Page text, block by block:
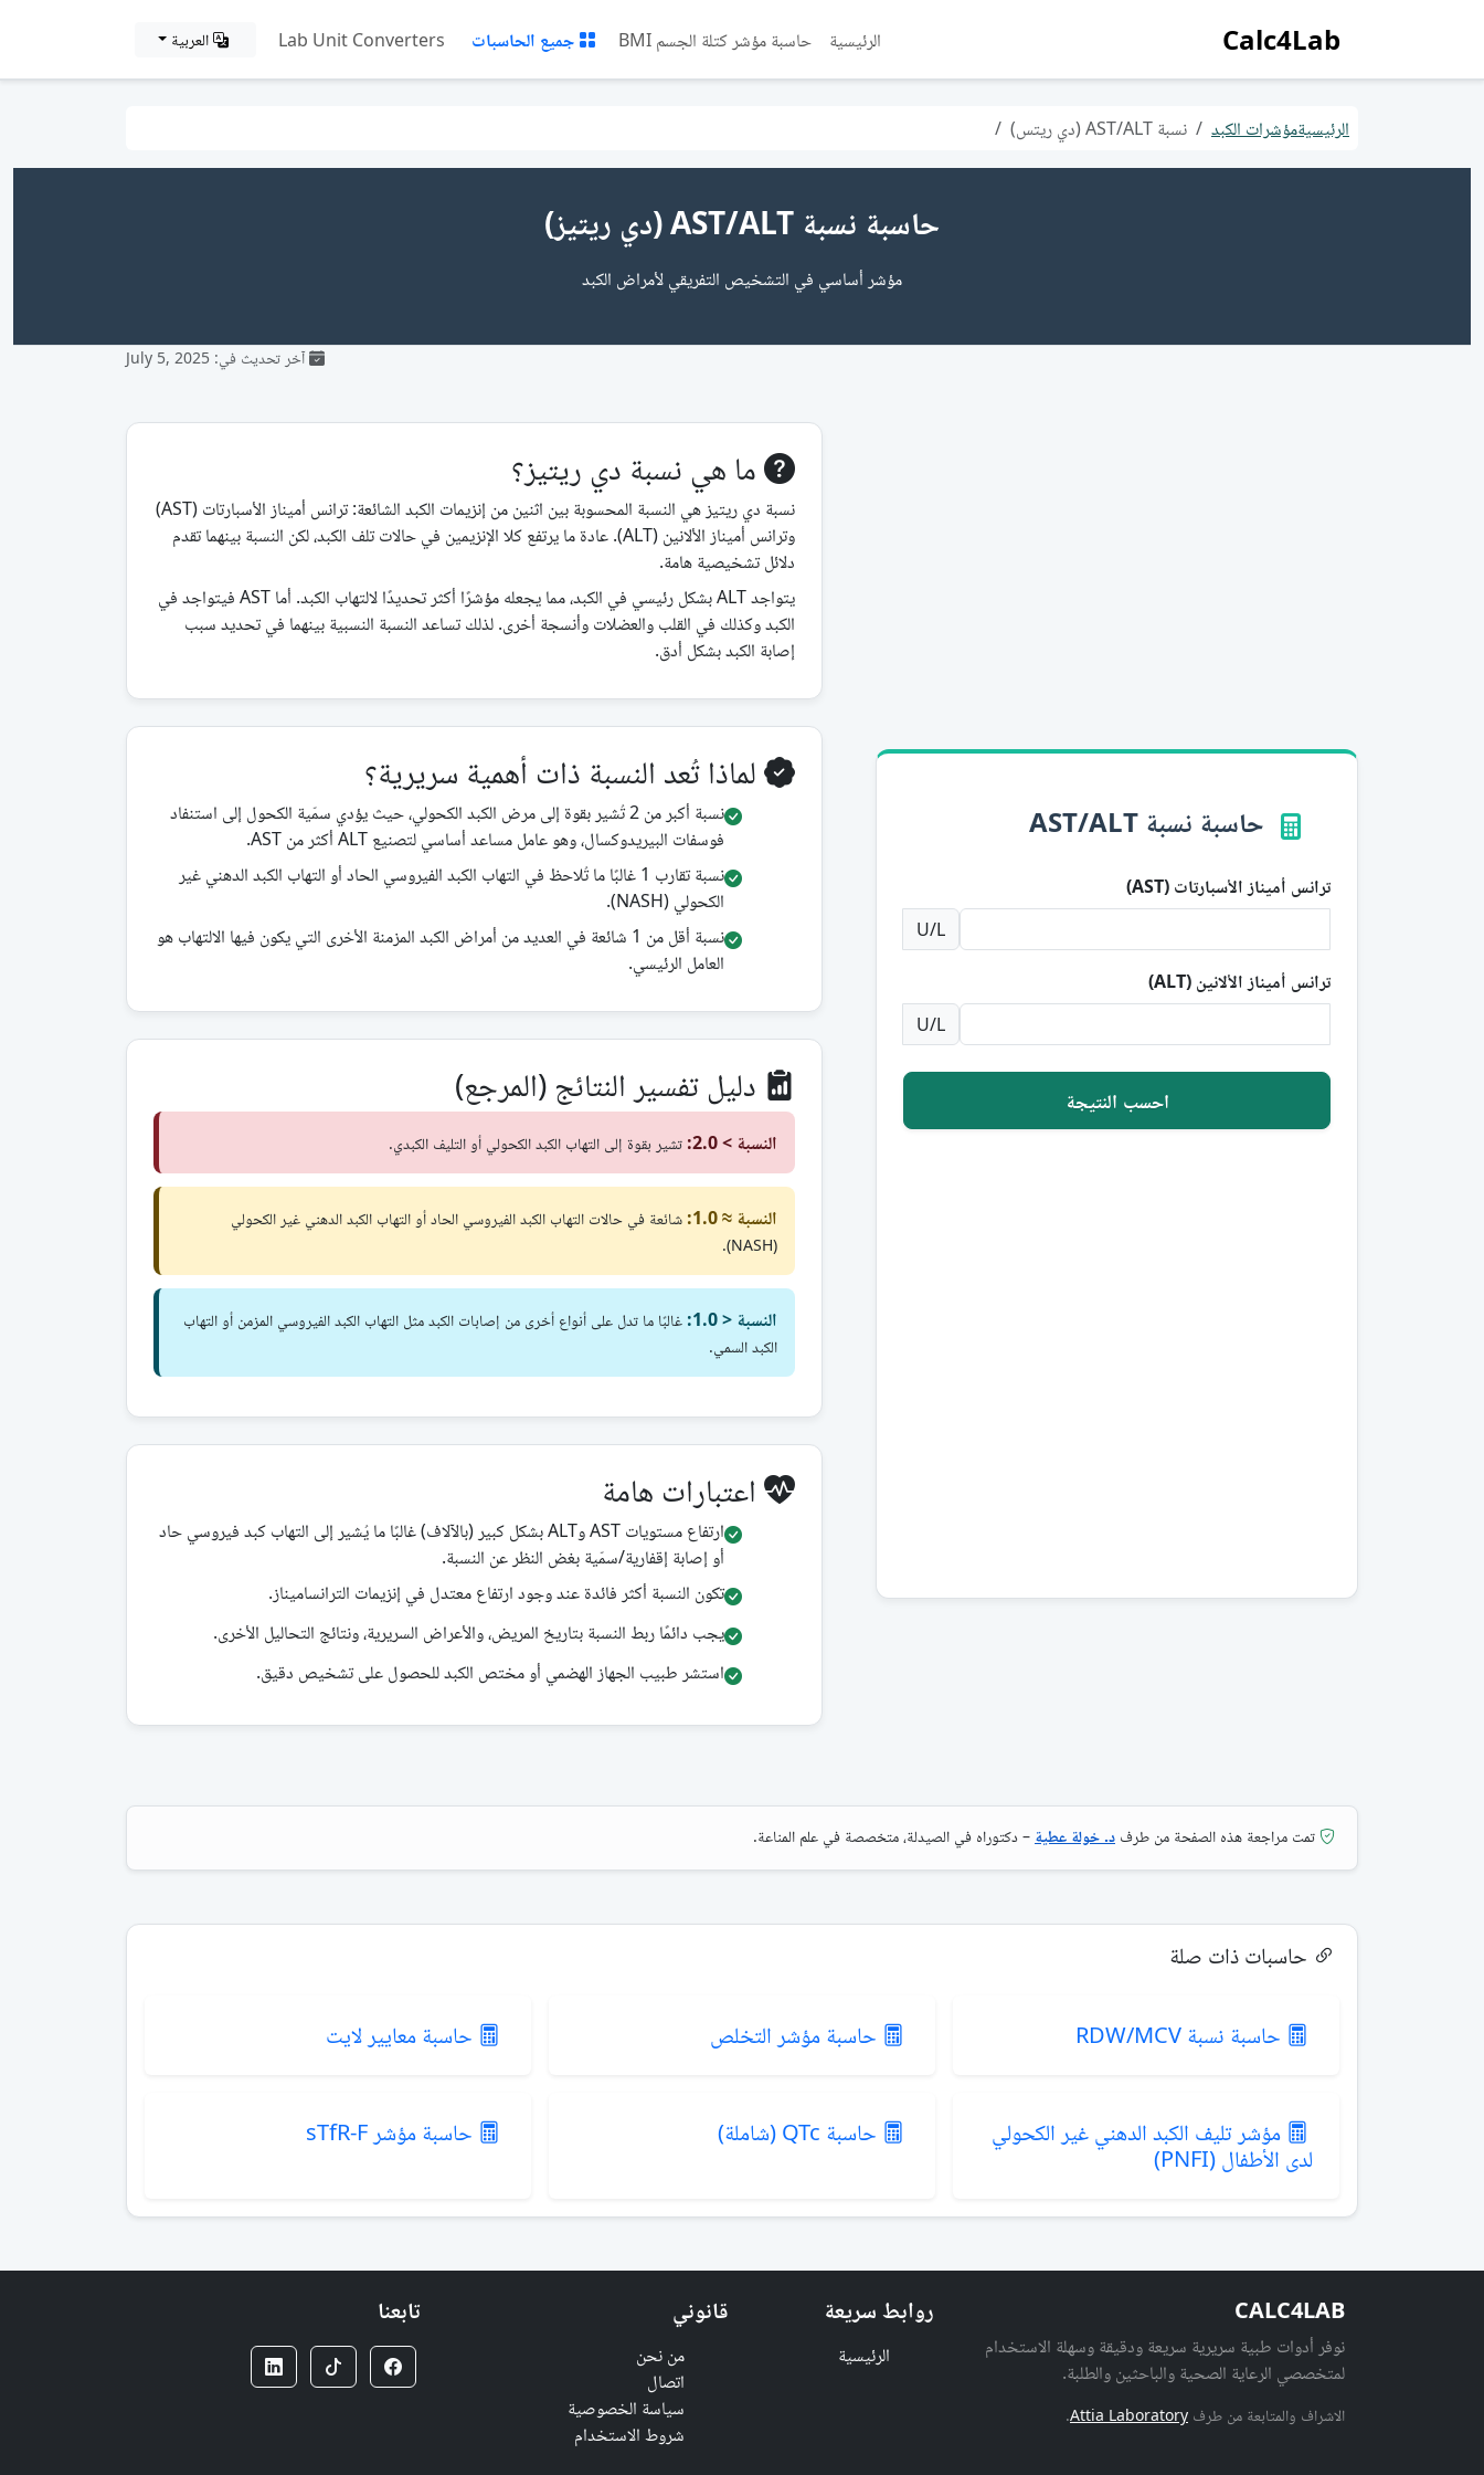
Calc4Lab العربية الرئيسية حاسبة مؤشر كتلة الجسم BMI جميع الحاسبات Lab Unit Converters
الرئيسيةمؤشرات الكبد نسبة AST/ALT (دي ريتس)
حاسبة نسبة AST/ALT (دي ريتيز)
مؤشر أساسي في التشخيص التفريقي لأمراض الكبد
آخر تحديث في: July 5, 2025
حاسبة نسبة AST/ALT
ترانس أميناز الأسبارتات (AST)
U/L
ترانس أميناز الألانين (ALT)
U/L
احسب النتيجة
ما هي نسبة دي ريتيز؟
نسبة دي ريتيز هي النسبة المحسوبة بين اثنين من إنزيمات الكبد الشائعة: ترانس أميناز الأسبارتات (AST)
وترانس أميناز الألانين (ALT). عادة ما يرتفع كلا الإنزيمين في حالات تلف الكبد، لكن النسبة بينهما تقدم
دلائل تشخيصية هامة.
يتواجد ALT بشكل رئيسي في الكبد، مما يجعله مؤشرًا أكثر تحديدًا لالتهاب الكبد. أما AST فيتواجد في
الكبد وكذلك في القلب والعضلات وأنسجة أخرى. لذلك تساعد النسبة النسبية بينهما في تحديد سبب
إصابة الكبد بشكل أدق.
لماذا تُعد النسبة ذات أهمية سريرية؟
نسبة أكبر من 2 تُشير بقوة إلى مرض الكبد الكحولي، حيث يؤدي سمّية الكحول إلى استنفاد
فوسفات البيريدوكسال، وهو عامل مساعد أساسي لتصنيع ALT أكثر من AST.
نسبة تقارب 1 غالبًا ما تُلاحظ في التهاب الكبد الفيروسي الحاد أو التهاب الكبد الدهني غير
الكحولي (NASH).
نسبة أقل من 1 شائعة في العديد من أمراض الكبد المزمنة الأخرى التي يكون فيها الالتهاب هو
العامل الرئيسي.
دليل تفسير النتائج (المرجع)
النسبة > 2.0: تشير بقوة إلى التهاب الكبد الكحولي أو التليف الكبدي.
النسبة ≈ 1.0:
شائعة في حالات التهاب الكبد الفيروسي الحاد أو التهاب الكبد الدهني غير الكحولي
(NASH).
النسبة < 1.0:
غالبًا ما تدل على أنواع أخرى من إصابات الكبد مثل التهاب الكبد الفيروسي المزمن أو التهاب
الكبد السمي.
اعتبارات هامة
ارتفاع مستويات AST وALT بشكل كبير (بالآلاف) غالبًا ما يُشير إلى التهاب كبد فيروسي حاد
أو إصابة إقفارية/سمّية بغض النظر عن النسبة.
تكون النسبة أكثر فائدة عند وجود ارتفاع معتدل في إنزيمات الترانساميناز.
يجب دائمًا ربط النسبة بتاريخ المريض، والأعراض السريرية، ونتائج التحاليل الأخرى.
استشر طبيب الجهاز الهضمي أو مختص الكبد للحصول على تشخيص دقيق.
تمت مراجعة هذه الصفحة من طرف د. خولة عطية – دكتوراه في الصيدلة، متخصصة في علم المناعة.
حاسبات ذات صلة
حاسبة نسبة RDW/MCV حاسبة مؤشر التخلص حاسبة معايير لايت
مؤشر تليف الكبد الدهني غير الكحولي
لدى الأطفال (PNFI)
حاسبة QTc (شاملة) حاسبة مؤشر sTfR-F
CALC4LAB
نوفر أدوات طبية سريرية سريعة ودقيقة وسهلة الاستخدام
لمتخصصي الرعاية الصحية والباحثين والطلبة.
الاشراف والمتابعة من طرف Attia Laboratory
.
روابط سريعة
الرئيسية
قانوني
من نحن
اتصال
سياسة الخصوصية
شروط الاستخدام
تابعنا